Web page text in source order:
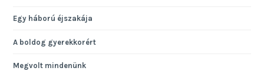
Egy háború éjszakája
A boldog gyerekkorért
Megvolt mindenünk